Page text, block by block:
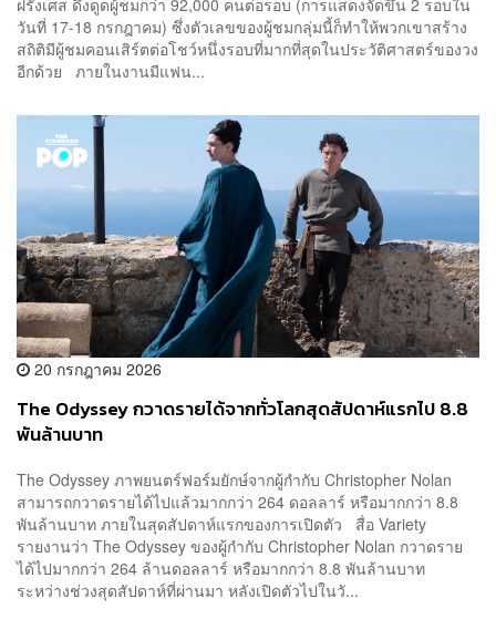
วันที่ 17-18 กรกฎาคม) ซึ่งตัวเลขของผู้ชมกลุ่มนี้ก็ทำให้พวกเขาสร้าง
สถิติมีผู้ชมคอนเสิร์ตต่อโชว์หนึ่งรอบที่มากที่สุดในประวัติศาสตร์ของวง
อีกด้วย ภายในงานมีแฟน...
20 กรกฎาคม 2026
The Odyssey กวาดรายได้จากทั่วโลกสุดสัปดาห์แรกไป 8.8
พันล้านบาท
The Odyssey ภาพยนตร์ฟอร์มยักษ์จากผู้กำกับ Christopher Nolan
สามารถกวาดรายได้ไปแล้วมากกว่า 264 ดอลลาร์ หรือมากกว่า 8.8
พันล้านบาท ภายในสุดสัปดาห์แรกของการเปิดตัว สื่อ Variety
รายงานว่า The Odyssey ของผู้กำกับ Christopher Nolan กวาดราย
ได้ไปมากกว่า 264 ล้านดอลลาร์ หรือมากกว่า 8.8 พันล้านบาท
ระหว่างช่วงสุดสัปดาห์ที่ผ่านมา หลังเปิดตัวไปในวั...